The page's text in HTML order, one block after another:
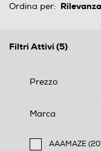
Ordina per:
Filtri Attivi (5)
Prezzo
Marca
AAAMAZE